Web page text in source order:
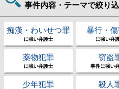
事件内容・テーマで絞り
痴漢・わいせつ罪
に強い弁護士
暴行・
に強い弁
薬物犯罪
に強い弁護士
窃盗
事件に強い
少年犯罪 殺人